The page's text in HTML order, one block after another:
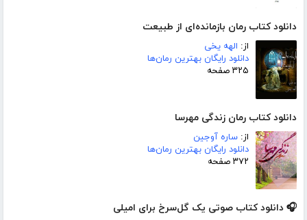
دانلود کتاب رمان بازمانده‌ای از طبیعت
از: الهه یخی
دانلود رایگان بهترین رمان‌ها
۳۲۵ صفحه
دانلود کتاب رمان زندگی مهرسا
از: ساره آوجین
دانلود رایگان بهترین رمان‌ها
۳۷۲ صفحه
🎧 دانلود کتاب صوتی یک گل‌سرخ برای امیلی